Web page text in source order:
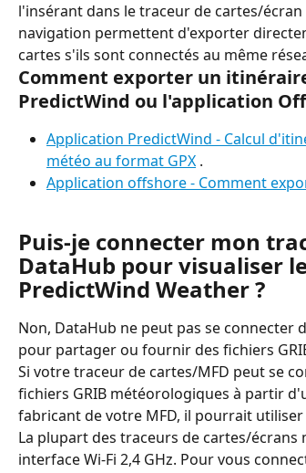
l'insérant dans le traceur de cartes/
navigation permettent d'exporter
cartes s'ils sont connectés au même
Comment exporter un
PredictWind ou l'application
Application PredictWind - Calcul
météo au format GPX .
Application offshore - Comment
Puis-je connecter mon
DataHub pour visualiser
PredictWind Weather ?
Non, DataHub ne peut pas se
pour partager ou fournir des fichiers
Si votre traceur de cartes/MFD peut se
fichiers GRIB météorologiques à partir
fabricant de votre MFD, il pourrait
La plupart des traceurs de cartes/
interface Wi-Fi 2,4 GHz. Pour vous